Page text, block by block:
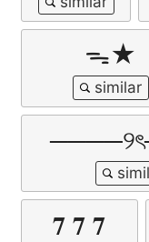
ᯓ★
𝟕 𝟕 𝟕